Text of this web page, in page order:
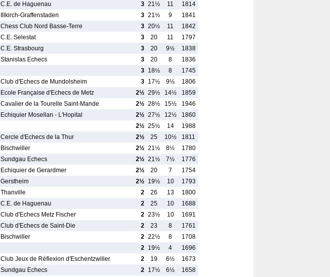
C.E. de Haguenau 3 21½ 11
1814
Illkirch-Graffenstaden 3 21½ 9
1841
Chess Club Nord Basse-Terre 3 20½ 11
1842
C.E. Selestat 3 20 11
1797
C.E. Strasbourg 3 20 9½
1838
Stanislas Echecs 3 20 8
1836
3 18½ 8
1745
Club d'Echecs de Mundolsheim 3 17½ 9½
1806
Ecole Française d'Echecs de Metz 2½ 29½ 14½
1859
Cavalier de la Tourelle Saint-Mande 2½ 28½ 15½
1946
Echiquier Mosellan - L'Hopital 2½ 27½ 12½
1860
2½ 25½ 14
1988
Cercle d'Echecs de la Thur 2½ 25 10½
1811
Bischwiller 2½ 21½ 8½
1780
Sundgau Echecs 2½ 21½ 7½
1776
Echiquier de Gerardmer 2½ 20 7
1754
Gerstheim 2½ 19½ 10
1793
Thanville 2 26 13
1800
C.E. de Haguenau 2 25 10
1688
Club d'Echecs Metz Fischer 2 23½ 10
1691
Club d'Echecs de Saint-Die 2 23 8
1761
Bischwiller 2 22½ 8
1708
2 19½ 4
1696
Club Jeux de Réflexion d'Eschentzwiller 2 19 6½
1673
Sundgau Echecs 2 17½ 6½
1658